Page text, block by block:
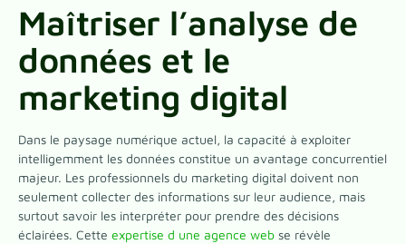
Maîtriser l’analyse de
données et le
marketing digital
Dans le paysage numérique actuel, la capacité à exploiter
intelligemment les données constitue un avantage concurrentiel
majeur. Les professionnels du marketing digital doivent non
seulement collecter des informations sur leur audience, mais
surtout savoir les interpréter pour prendre des décisions
éclairées. Cette expertise d une agence web se révèle